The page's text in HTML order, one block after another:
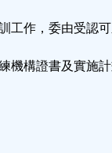
工作，委由受認
機構證書及實施